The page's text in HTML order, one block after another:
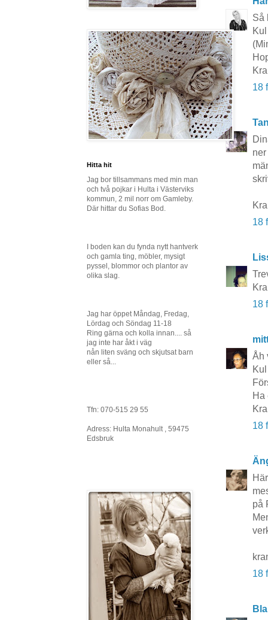
Så
18
18
18
Åh
Ha
18
på
18
Hitta hit
Jag bor tillsammans med min man
och två pojkar i Hulta i Västerviks
kommun, 2 mil norr om Gamleby.
Där hittar du Sofias Bod.
I boden kan du fynda nytt hantverk
och gamla ting, möbler, mysigt
pyssel, blommor och plantor av
olika slag.
Jag har öppet Måndag, Fredag,
Lördag och Söndag 11-18
Ring gärna och kolla innan.... så
jag inte har åkt i väg
nån liten sväng och skjutsat barn
eller så...
Tfn: 070-515 29 55
Adress: Hulta Monahult , 59475
Edsbruk